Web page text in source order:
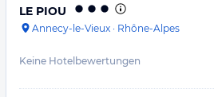
LE PIOU
Annecy-le-Vieux · Rhône-Alpes
Keine Hotelbewertungen